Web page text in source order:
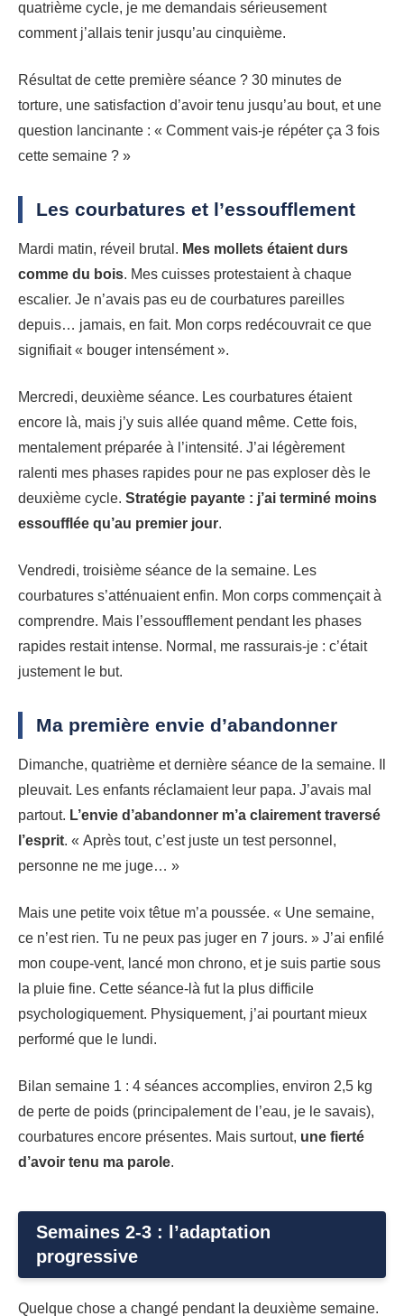
quatrième cycle, je me demandais sérieusement
comment j’allais tenir jusqu’au cinquième.
Résultat de cette première séance ? 30 minutes de
torture, une satisfaction d’avoir tenu jusqu’au bout, et une
question lancinante : « Comment vais-je répéter ça 3 fois
cette semaine ? »
Les courbatures et l’essoufflement
Mardi matin, réveil brutal. Mes mollets étaient durs
comme du bois. Mes cuisses protestaient à chaque
escalier. Je n’avais pas eu de courbatures pareilles
depuis… jamais, en fait. Mon corps redécouvrait ce que
signifiait « bouger intensément ».
Mercredi, deuxième séance. Les courbatures étaient
encore là, mais j’y suis allée quand même. Cette fois,
mentalement préparée à l’intensité. J’ai légèrement
ralenti mes phases rapides pour ne pas exploser dès le
deuxième cycle. Stratégie payante : j’ai terminé moins
essoufflée qu’au premier jour.
Vendredi, troisième séance de la semaine. Les
courbatures s’atténuaient enfin. Mon corps commençait à
comprendre. Mais l’essoufflement pendant les phases
rapides restait intense. Normal, me rassurais-je : c’était
justement le but.
Ma première envie d’abandonner
Dimanche, quatrième et dernière séance de la semaine. Il
pleuvait. Les enfants réclamaient leur papa. J’avais mal
partout. L’envie d’abandonner m’a clairement traversé
l’esprit. « Après tout, c’est juste un test personnel,
personne ne me juge… »
Mais une petite voix têtue m’a poussée. « Une semaine,
ce n’est rien. Tu ne peux pas juger en 7 jours. » J’ai enfilé
mon coupe-vent, lancé mon chrono, et je suis partie sous
la pluie fine. Cette séance-là fut la plus difficile
psychologiquement. Physiquement, j’ai pourtant mieux
performé que le lundi.
Bilan semaine 1 : 4 séances accomplies, environ 2,5 kg
de perte de poids (principalement de l’eau, je le savais),
courbatures encore présentes. Mais surtout, une fierté
d’avoir tenu ma parole.
Semaines 2-3 : l’adaptation
progressive
Quelque chose a changé pendant la deuxième semaine.